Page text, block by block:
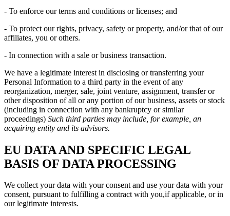
- To enforce our terms and conditions or licenses; and
- To protect our rights, privacy, safety or property, and/or that of our
affiliates, you or others.
- In connection with a sale or business transaction.
We have a legitimate interest in disclosing or transferring your
Personal Information to a third party in the event of any
reorganization, merger, sale, joint venture, assignment, transfer or
other disposition of all or any portion of our business, assets or stock
(including in connection with any bankruptcy or similar
proceedings) Such third parties may include, for example, an
acquiring entity and its advisors.
EU DATA AND SPECIFIC LEGAL
BASIS OF DATA PROCESSING
We collect your data with your consent and use your data with your
consent, pursuant to fulfilling a contract with you,if applicable, or in
our legitimate interests.